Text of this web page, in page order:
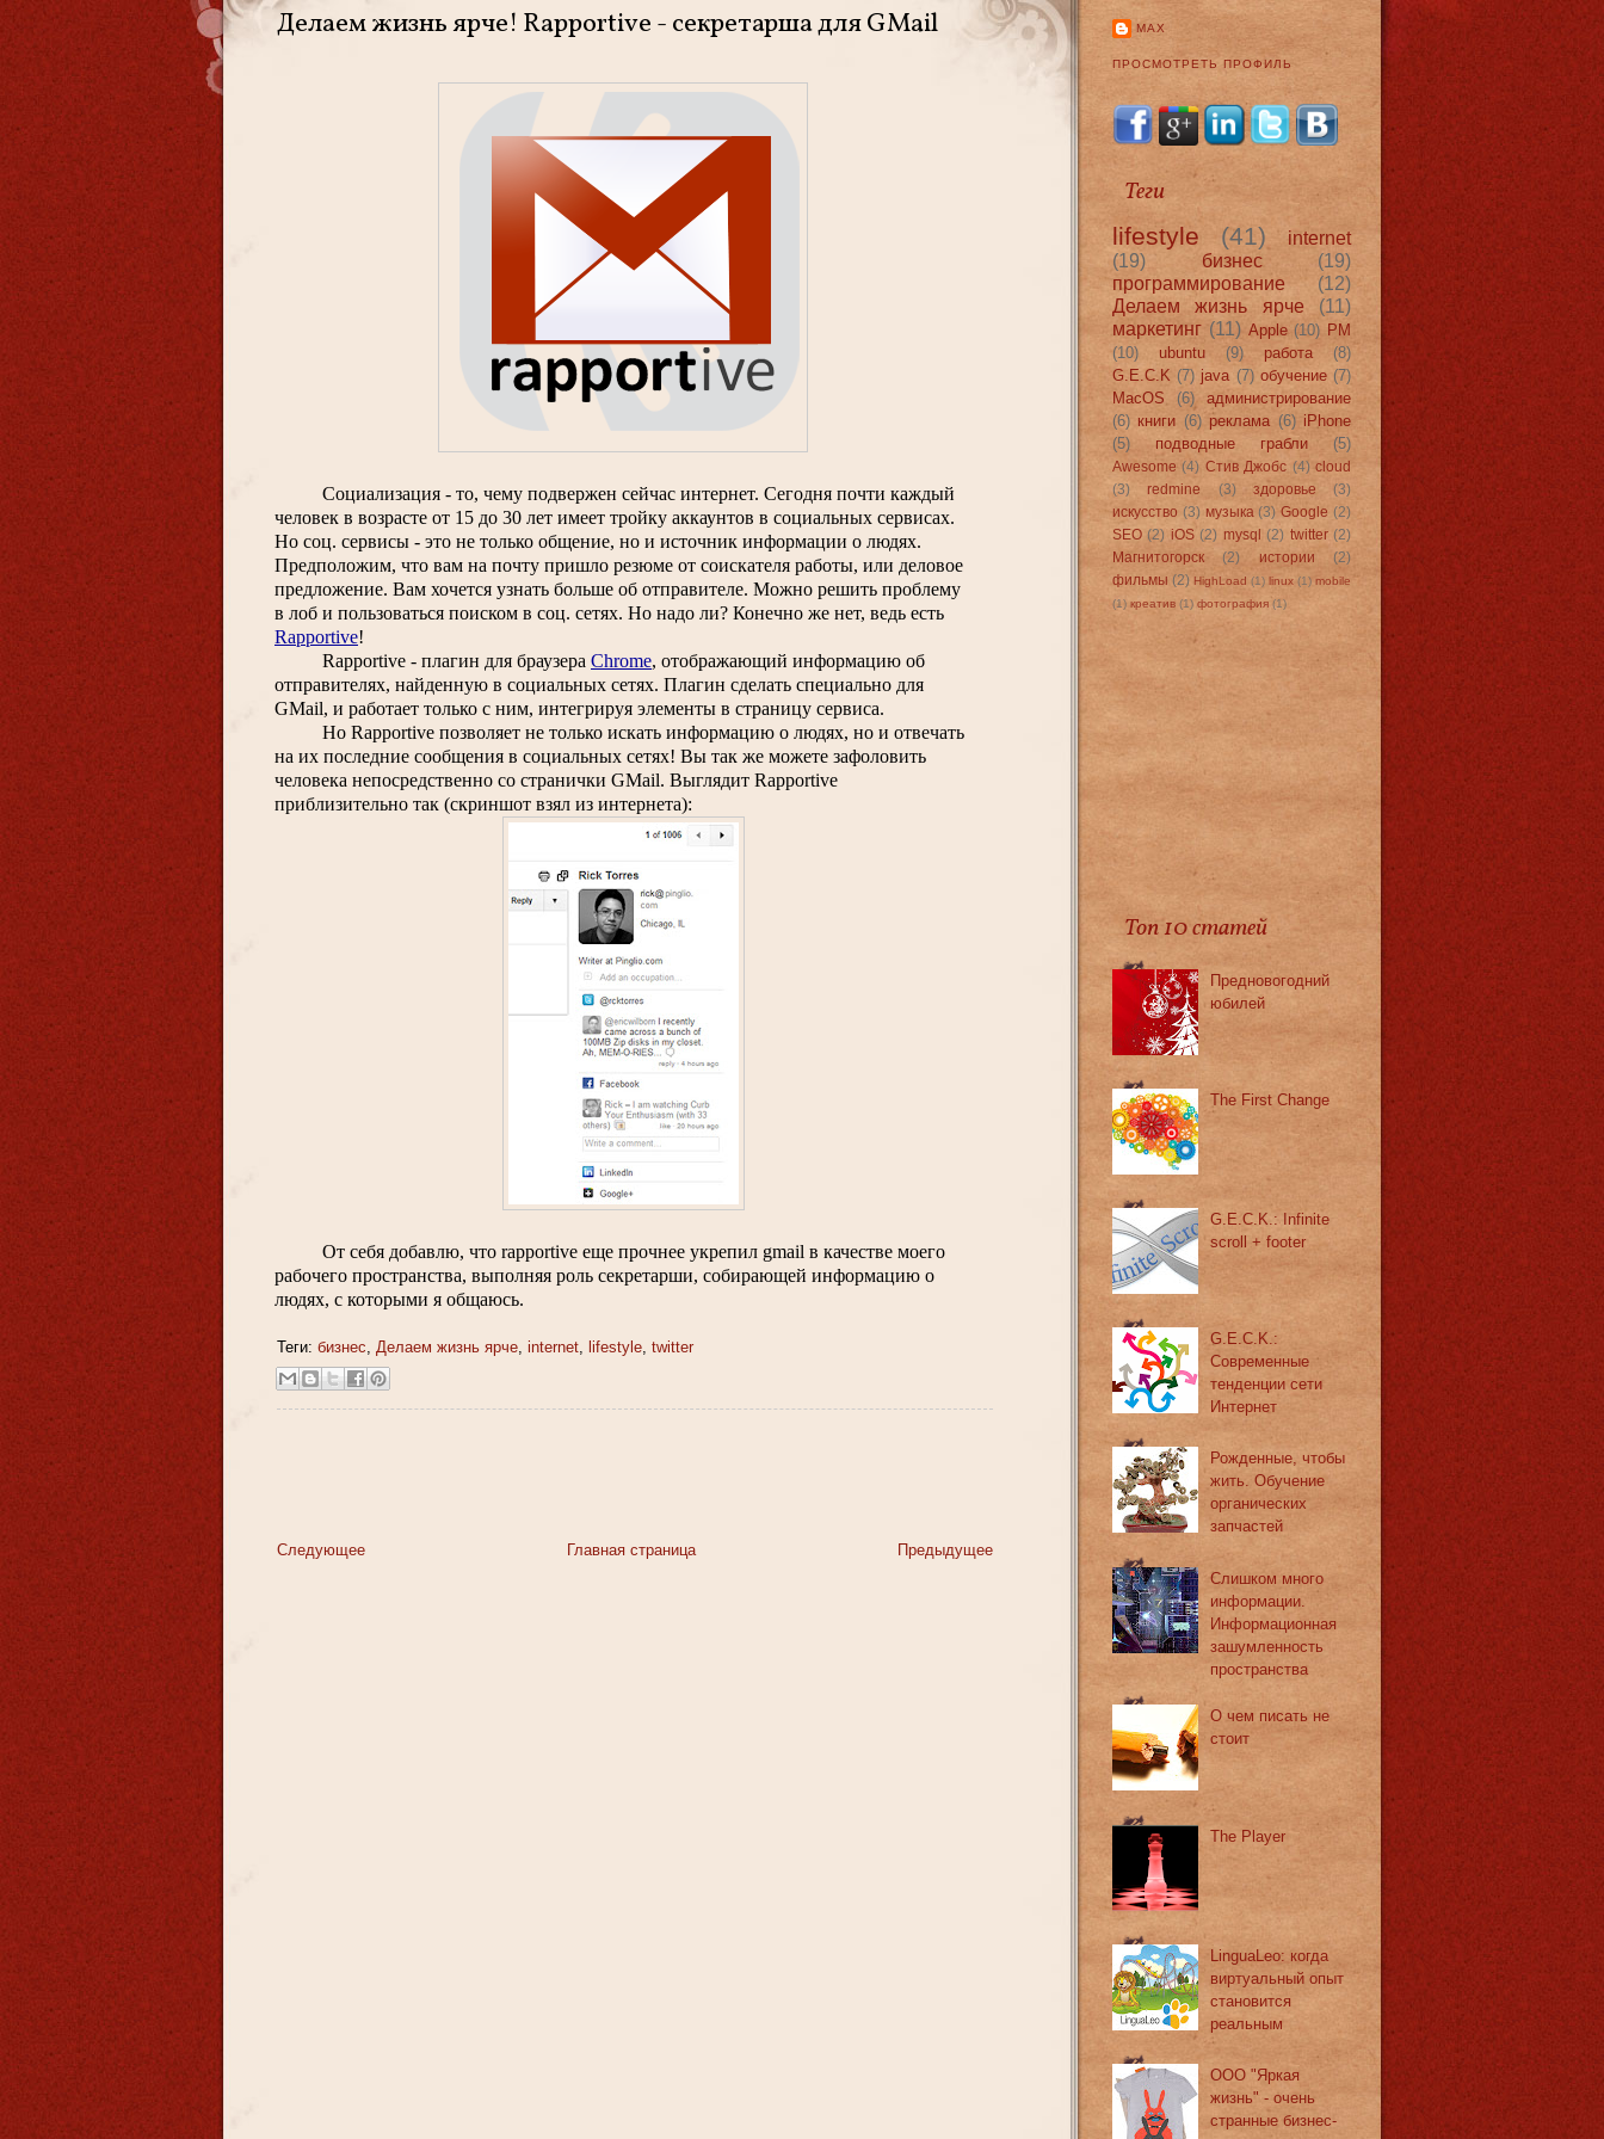
Делаем жизнь ярче! Rapportive - секретарша для GMail
Социализация - то, чему подвержен сейчас интернет. Сегодня почти каждый
человек в возрасте от 15 до 30 лет имеет тройку аккаунтов в социальных сервисах.
Но соц. сервисы - это не только общение, но и источник информации о людях.
Предположим, что вам на почту пришло резюме от соискателя работы, или деловое
предложение. Вам хочется узнать больше об отправителе. Можно решить проблему
Rapportive!
Rapportive - плагин для браузера Chrome, отображающий информацию об
отправителях, найденную в социальных сетях. Плагин сделать специально для
GMail, и работает только с ним, интегрируя элементы в страницу сервиса.
Но Rapportive позволяет не только искать информацию о людях, но и отвечать
на их последние сообщения в социальных сетях! Вы так же можете зафоловить
человека непосредственно со странички GMail. Выглядит Rapportive
приблизительно так (скриншот взял из интернета):
От себя добавлю, что rapportive еще прочнее укрепил gmail в качестве моего
рабочего пространства, выполняя роль секретарши, собирающей информацию о
людях, с которыми я общаюсь.
Теги: бизнес, Делаем жизнь ярче, internet, lifestyle, twitter
Следующее Предыдущее
Главная страница
MAX
ПРОСМОТРЕТЬ ПРОФИЛЬ
Теги
lifestyle (41)
internet
(19)
бизнес
(19)
программирование
(12)
Делаем жизнь ярче
(11)
маркетинг (11) Apple (10) PM
(10)
ubuntu (9) работа
(8)
G.E.C.K (7) java (7) обучение (7)
MacOS
(6)
администрирование
(6) книги (6) реклама (6) iPhone
(5)
подводные грабли (5)
Awesome (4) Стив Джобс (4) cloud
(3)
redmine (3) здоровье
(3)
искусство (3) музыка (3) Google (2)
SEO (2) iOS (2) mysql (2) twitter (2)
Магнитогорск
(2) истории
(2)
фильмы (2) HighLoad (1) linux (1) mobile
(1) креатив (1) фотография (1)
Топ 10 статей
Предновогодний
юбилей
The First Change
G.E.C.K.: Infinite
scroll + footer
G.E.C.K.:
Современные
тенденции сети
Интернет
Рожденные, чтобы
жить. Обучение
органических
запчастей
Слишком много
информации.
Информационная
зашумленность
пространства
О чем писать не
стоит
The Player
LinguaLeo: когда
виртуальный опыт
становится
реальным
ООО "Яркая
жизнь" - очень
странные бизнес-